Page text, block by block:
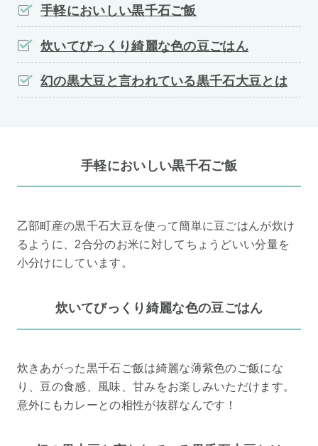
手軽においしい黒千石ご飯
炊いてびっくり綺麗な色の豆ごはん
幻の黒大豆と言われている黒千石大豆とは
手軽においしい黒千石ご飯
乙部町産の黒千石大豆を使って簡単に豆ごはんが炊け
るように、2合分のお米に対してちょうどいい分量を
小分けにしています。
炊いてびっくり綺麗な色の豆ごはん
炊きあがった黒千石ご飯は綺麗な薄紫色のご飯にな
り、豆の食感、風味、甘みをお楽しみいただけます。
意外にもカレーとの相性が抜群なんです！